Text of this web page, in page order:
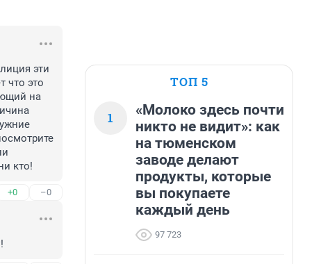
эти
что это
на
кто!
+0 –0
ТОП 5
1
«Молоко здесь почти
никто не видит»: как
на тюменском
заводе делают
продукты, которые
вы покупаете
каждый день
97 723